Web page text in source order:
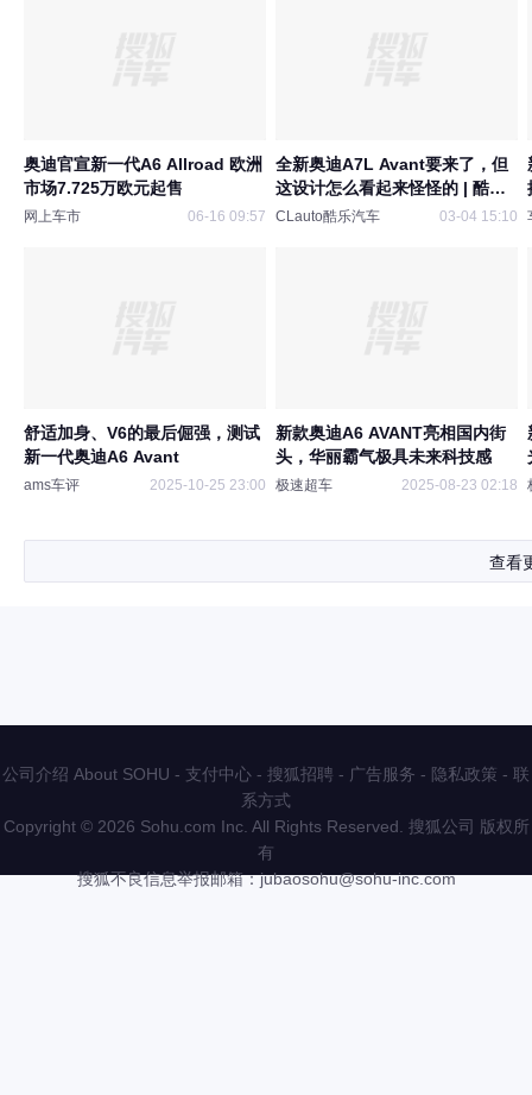
奥迪官宣新一代A6 Allroad 欧洲
市场7.725万欧元起售
网上车市 06-16 09:57
全新奥迪A7L Avant要来了，但
这设计怎么看起来怪怪的 | 酷乐
汽车
CLauto酷乐汽车 03-04 15:10
舒适加身、V6的最后倔强，测试
新一代奥迪A6 Avant
ams车评 2025-10-25 23:00
新款奥迪A6 AVANT亮相国内街
头，华丽霸气极具未来科技感
极速超车 2025-08-23 02:18
查看
公司介绍 About SOHU - 支付中心 - 搜狐招聘 - 广告服务 - 隐私政策 - 联
系方式
Copyright © 2026 Sohu.com Inc. All Rights Reserved. 搜狐公司 版权所
有
搜狐不良信息举报邮箱：jubaosohu@sohu-inc.com